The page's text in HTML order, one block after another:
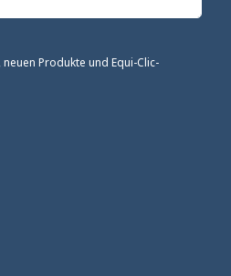
Produkte und Equi-Clic-